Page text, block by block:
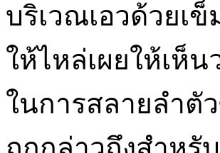
บริเวณเอวด้วยเ
ให้ไหล่เผยให้เห็
ในการสลายลำตั